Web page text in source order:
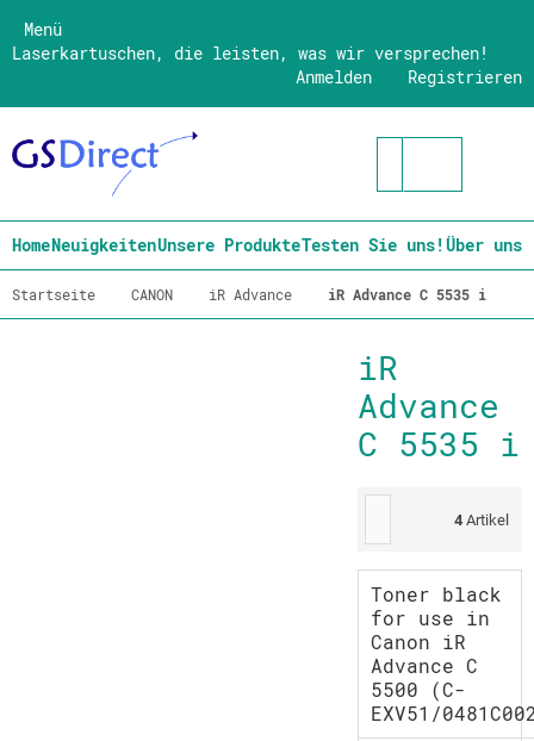
Menü
Laserkartuschen, die leisten, was wir versprechen!
Registrieren
Anmelden
HomeNeuigkeitenUnsere ProdukteTesten Sie uns!Über uns
Startseite CANON iR Advance iR Advance C 5535 i
iR
Advance
C 5535 i
4 Artikel
Toner black
for use in
Canon iR
Advance C
5500 (C-
EXV51/